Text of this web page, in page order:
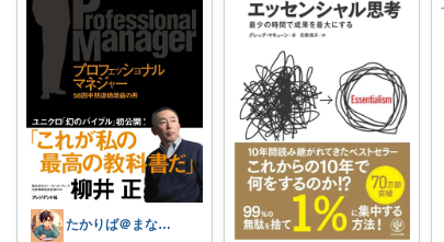
たかりば＠まなびラボ